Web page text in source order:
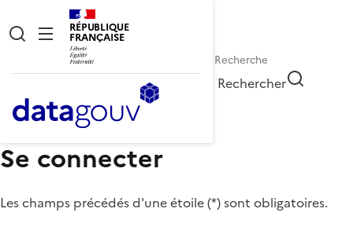
RÉPUBLIQUE
FRANÇAISE
Rechercher
Se connecter
Les champs précédés d'une étoile (*) sont obligatoires.